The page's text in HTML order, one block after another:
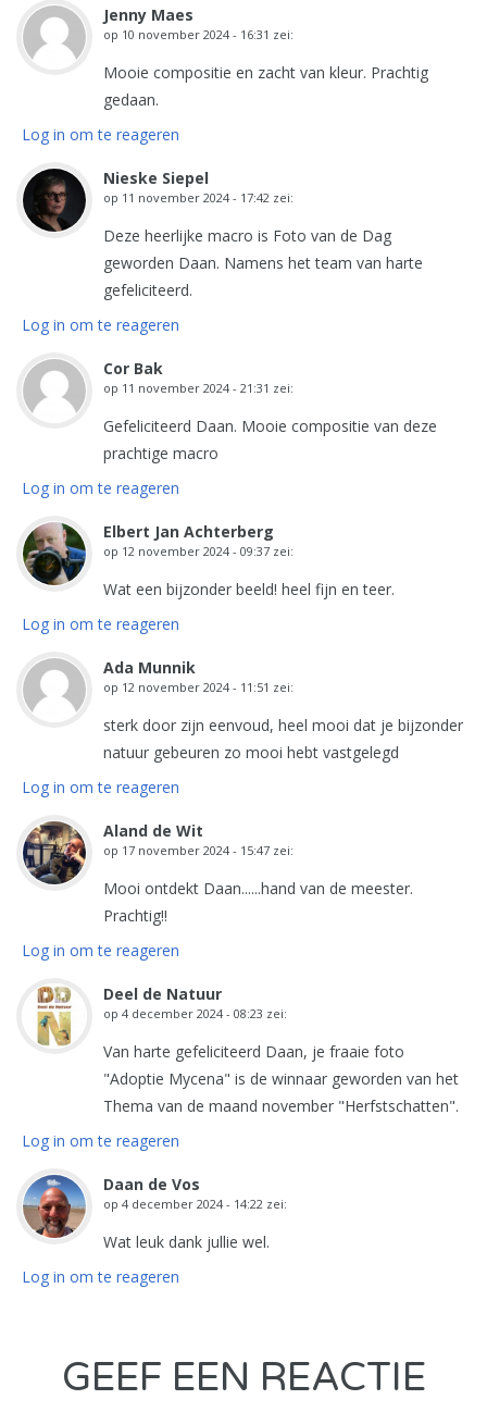
Jenny Maes
op 10 november 2024 - 16:31 zei:
Mooie compositie en zacht van kleur. Prachtig
gedaan.
Log in om te reageren
Nieske Siepel
op 11 november 2024 - 17:42 zei:
Deze heerlijke macro is Foto van de Dag
geworden Daan. Namens het team van harte
gefeliciteerd.
Log in om te reageren
Cor Bak
op 11 november 2024 - 21:31 zei:
Gefeliciteerd Daan. Mooie compositie van deze
prachtige macro
Log in om te reageren
Elbert Jan Achterberg
op 12 november 2024 - 09:37 zei:
Wat een bijzonder beeld! heel fijn en teer.
Log in om te reageren
Ada Munnik
op 12 november 2024 - 11:51 zei:
sterk door zijn eenvoud, heel mooi dat je bijzonder
natuur gebeuren zo mooi hebt vastgelegd
Log in om te reageren
Aland de Wit
op 17 november 2024 - 15:47 zei:
Mooi ontdekt Daan......hand van de meester.
Prachtig!!
Log in om te reageren
Deel de Natuur
op 4 december 2024 - 08:23 zei:
Van harte gefeliciteerd Daan, je fraaie foto
"Adoptie Mycena" is de winnaar geworden van het
Thema van de maand november "Herfstschatten".
Log in om te reageren
Daan de Vos
op 4 december 2024 - 14:22 zei:
Wat leuk dank jullie wel.
Log in om te reageren
GEEF EEN REACTIE